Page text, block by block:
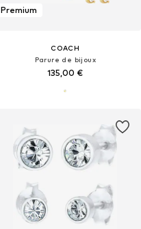
Premium
COACH
Parure de bijoux
135,00 €